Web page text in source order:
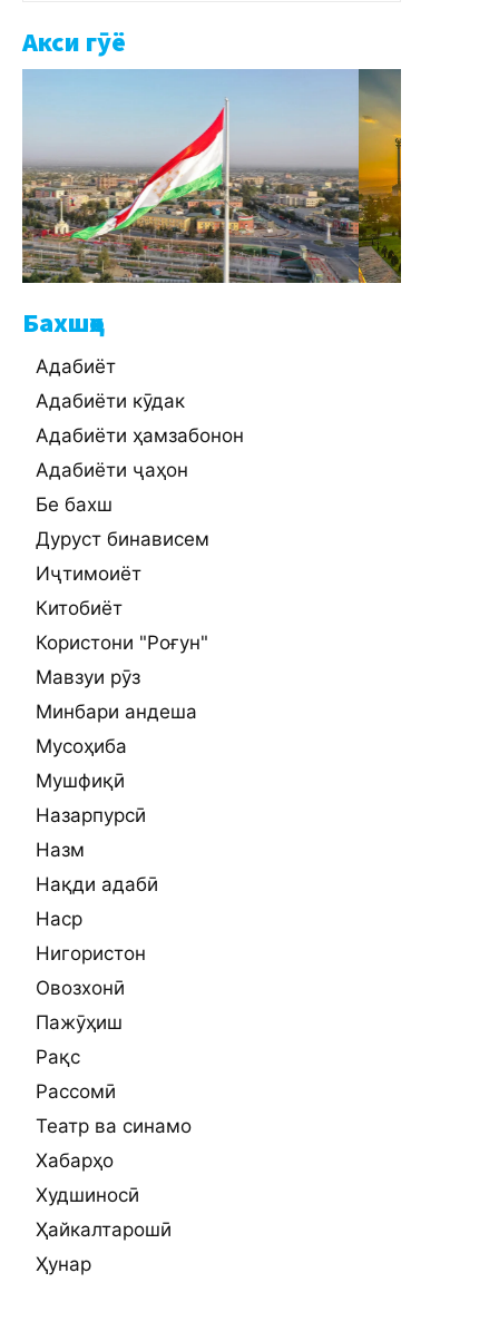
Акси гӯё
Бахшҳо
Адабиёт
Адабиёти кӯдак
Адабиёти ҳамзабонон
Адабиёти ҷаҳон
Бе бахш
Дуруст бинависем
Иҷтимоиёт
Китобиёт
Користони "Роғун"
Мавзуи рӯз
Минбари андеша
Мусоҳиба
Мушфиқӣ
Назарпурсӣ
Назм
Нақди адабӣ
Наср
Нигористон
Овозхонӣ
Пажӯҳиш
Рақс
Рассомӣ
Театр ва синамо
Хабарҳо
Худшиносӣ
Ҳайкалтарошӣ
Ҳунар